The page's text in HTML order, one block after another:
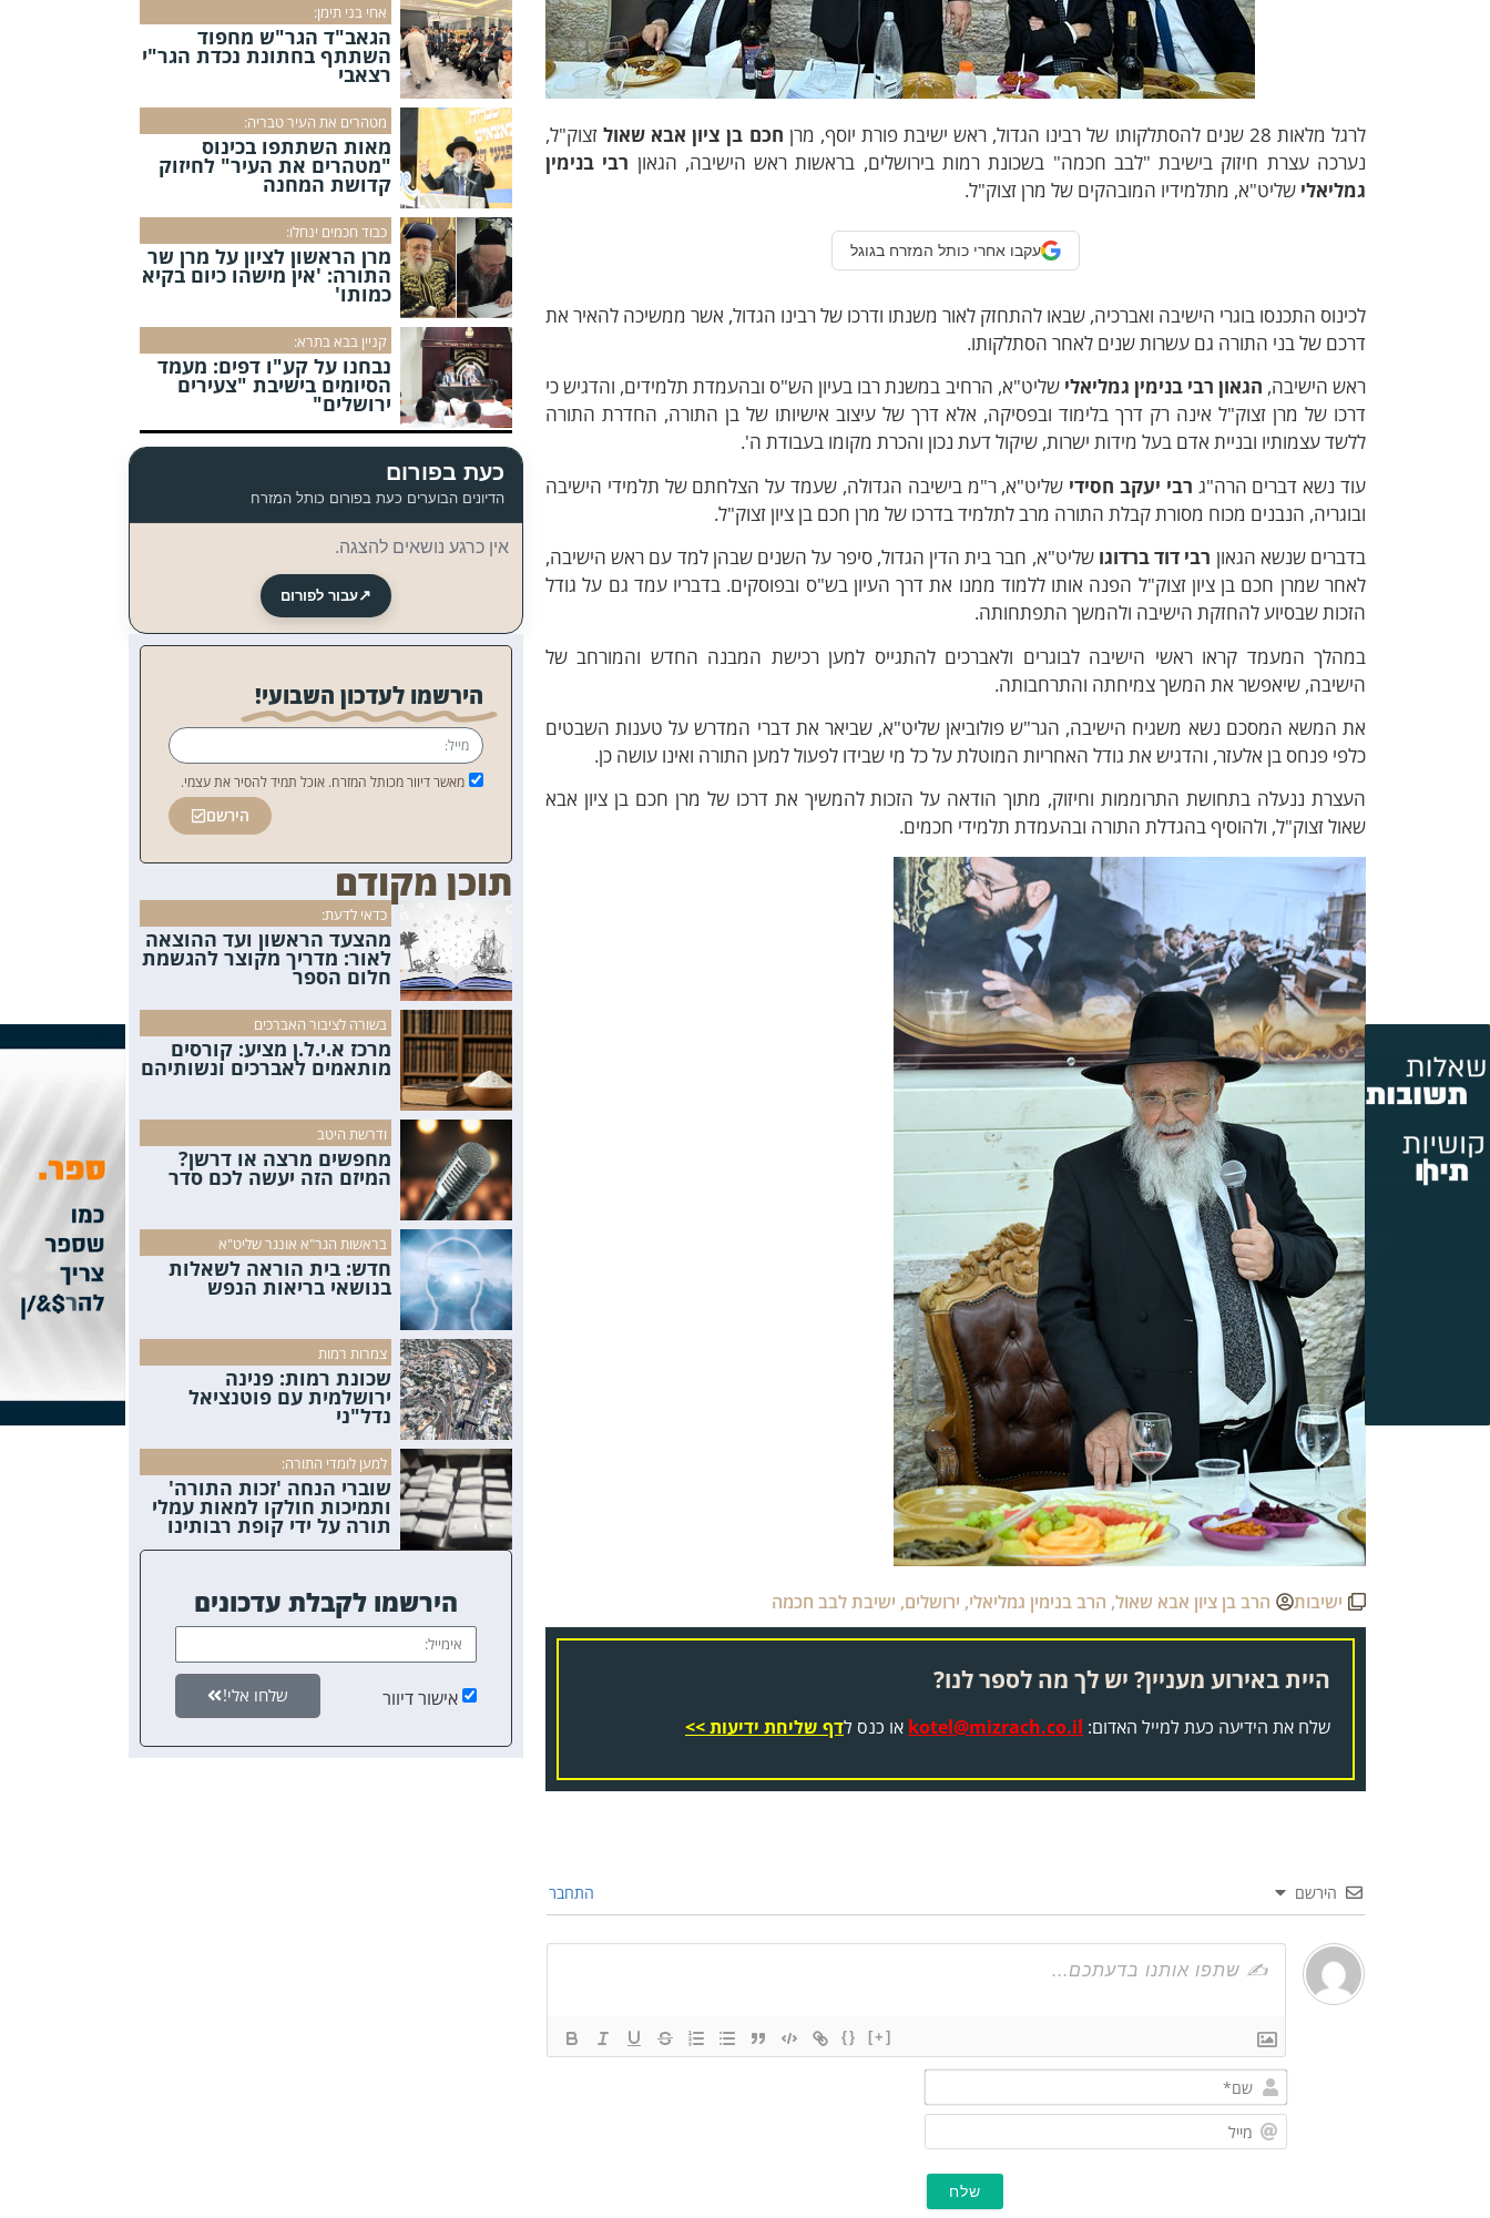
לרגל מלאות 28 שנים להסתלקותו של רבינו הגדול, ראש ישיבת פורת יוסף, מרן חכם בן ציון אבא שאולזצוק"ל,
נערכה עצרת חיזוק בישיבת "לבב חכמה" בשכונת רמות בירושלים, בראשות ראש הישיבה, הגאון רבי בנימין
גמליאלי שליט"א, מתלמידיו המובהקים של מרן זצוק"ל.
עקבו אחרי כותל המזרח בגוגל
לכינוס התכנסו בוגרי הישיבה ואברכיה, שבאו להתחזק לאור משנתו ודרכו של רבינו הגדול, אשר ממשיכה להאיר את
דרכם של בני התורה גם עשרות שנים לאחר הסתלקותו.
ראש הישיבה, הגאון רבי בנימין גמליאלי שליט"א, הרחיב במשנת רבו בעיון הש"ס ובהעמדת תלמידים, והדגיש כי
דרכו של מרן זצוק"ל אינה רק דרך בלימוד ובפסיקה, אלא דרך של עיצוב אישיותו של בן התורה, החדרת התורה
ללשד עצמותיו ובניית אדם בעל מידות ישרות, שיקול דעת נכון והכרת מקומו בעבודת ה'.
עוד נשא דברים הרה"ג רבי יעקב חסידי שליט"א, ר"מ בישיבה הגדולה, שעמד על הצלחתם של תלמידי הישיבה
ובוגריה, הנבנים מכוח מסורת קבלת התורה מרב לתלמיד בדרכו של מרן חכם בן ציון זצוק"ל.
בדברים שנשא הגאון רבי דוד ברדוגו שליט"א, חבר בית הדין הגדול, סיפר על השנים שבהן למד עם ראש הישיבה,
לאחר שמרן חכם בן ציון זצוק"ל הפנה אותו ללמוד ממנו את דרך העיון בש"ס ובפוסקים. בדבריו עמד גם על גודל
הזכות שבסיוע להחזקת הישיבה ולהמשך התפתחותה.
במהלך המעמד קראו ראשי הישיבה לבוגרים ולאברכים להתגייס למען רכישת המבנה החדש והמורחב של
הישיבה, שיאפשר את המשך צמיחתה והתרחבותה.
את המשא המסכם נשא משגיח הישיבה, הגר"ש פולוביאן שליט"א, שביאר את דברי המדרש על טענות השבטים
כלפי פנחס בן אלעזר, והדגיש את גודל האחריות המוטלת על כל מי שבידו לפעול למען התורה ואינו עושה כן.
העצרת ננעלה בתחושת התרוממות וחיזוק, מתוך הודאה על הזכות להמשיך את דרכו של מרן חכם בן ציון אבא
שאול זצוק"ל, ולהוסיף בהגדלת התורה ובהעמדת תלמידי חכמים.
ישיבות הרב בן ציון אבא שאול, הרב בנימין גמליאלי, ירושלים, ישיבת לבב חכמה
היית באירוע מעניין? יש לך מה לספר לנו?
שלח את הידיעה כעת למייל האדום: kotel@mizrach.co.il או כנס לדף שליחת ידיעות >>
הירשם התחבר
{} [+]
אחי בני תימן:
הגאב"ד הגר"ש מחפוד
השתתף בחתונת נכדת הגר"י
רצאבי
מטהרים את העיר טבריה:
מאות השתתפו בכינוס
"מטהרים את העיר" לחיזוק
קדושת המחנה
כבוד חכמים ינחלו:
מרן הראשון לציון על מרן שר
התורה: 'אין מישהו כיום בקיא
כמותו'
קניין בבא בתרא:
נבחנו על קע"ו דפים: מעמד
הסיומים בישיבת "צעירים
ירושלים"
כעת בפורום
הדיונים הבוערים כעת בפורום כותל המזרח
אין כרגע נושאים להצגה.
↗עבור לפורום
הירשמו לעדכון השבועי!
מאשר דיוור מכותל המזרח. אוכל תמיד להסיר את עצמי.
הירשם
תוכן מקודם
כדאי לדעת:
מהצעד הראשון ועד ההוצאה
לאור: מדריך מקוצר להגשמת
חלום הספר
בשורה לציבור האברכים
מרכז א.י.ל.ן מציע: קורסים
מותאמים לאברכים ונשותיהם
ודרשת היטב
מחפשים מרצה או דרשן?
המיזם הזה יעשה לכם סדר
בראשות הגר"א אונגר שליט"א
חדש: בית הוראה לשאלות
בנושאי בריאות הנפש
צמרות רמות
שכונת רמות: פנינה
ירושלמית עם פוטנציאל
נדל"ני
למען לומדי התורה:
שוברי הנחה 'זכות התורה'
ותמיכות חולקו למאות עמלי
תורה על ידי קופת רבותינו
הירשמו לקבלת עדכונים
אישור דיוור שלחו אלי!